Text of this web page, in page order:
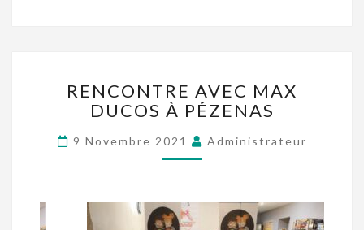
RENCONTRE AVEC MAX
DUCOS À PÉZENAS
9 Novembre 2021 Administrateur